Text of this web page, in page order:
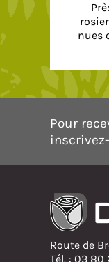
nues
Pour
Route de
Tél. : 03 80